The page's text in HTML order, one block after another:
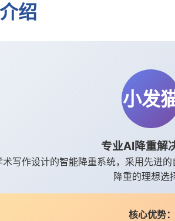
绍
小发
专业AI降重解
写作设计的智能降重系统，采用先进
降重的理想选
核心优势：